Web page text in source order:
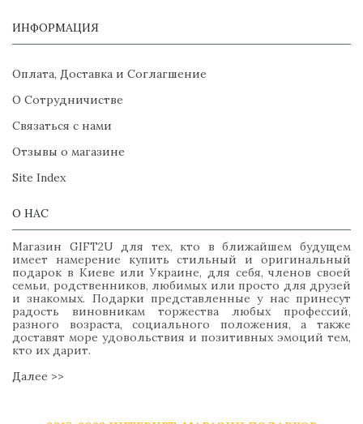
ИНФОРМАЦИЯ
Оплата, Доставка и Соглагшение
О Сотрудничистве
Связаться с нами
Отзывы о магазине
Site Index
О НАС
Магазин GIFT2U для тех, кто в ближайшем будущем
имеет намерение купить стильный и оригинальный
подарок в Киеве или Украине, для себя, членов своей
семьи, родственников, любимых или просто для друзей
и знакомых. Подарки представленные у нас принесут
радость виновникам торжества любых профессий,
разного возраста, социального положения, а также
доставят море удовольствия и позитивных эмоций тем,
кто их дарит.
Далее >>